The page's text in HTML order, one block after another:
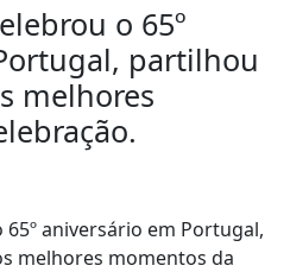
o 65º
partilhou
melhores
aniversário em Portugal,
melhores momentos da